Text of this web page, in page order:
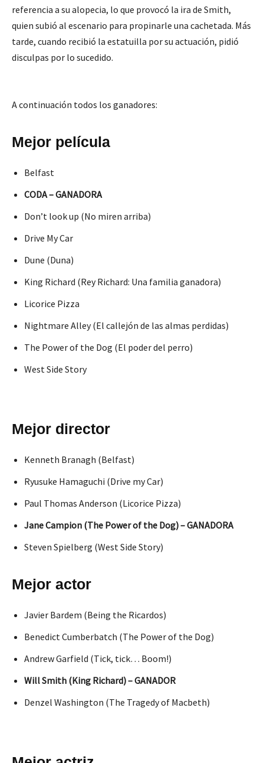
referencia a su alopecia, lo que provocó la ira de Smith,
quien subió al escenario para propinarle una cachetada. Más
tarde, cuando recibió la estatuilla por su actuación, pidió
disculpas por lo sucedido.
A continuación todos los ganadores:
Mejor película
Belfast
CODA – GANADORA
Don’t look up (No miren arriba)
Drive My Car
Dune (Duna)
King Richard (Rey Richard: Una familia ganadora)
Licorice Pizza
Nightmare Alley (El callejón de las almas perdidas)
The Power of the Dog (El poder del perro)
West Side Story
Mejor director
Kenneth Branagh (Belfast)
Ryusuke Hamaguchi (Drive my Car)
Paul Thomas Anderson (Licorice Pizza)
Jane Campion (The Power of the Dog) – GANADORA
Steven Spielberg (West Side Story)
Mejor actor
Javier Bardem (Being the Ricardos)
Benedict Cumberbatch (The Power of the Dog)
Andrew Garfield (Tick, tick… Boom!)
Will Smith (King Richard) – GANADOR
Denzel Washington (The Tragedy of Macbeth)